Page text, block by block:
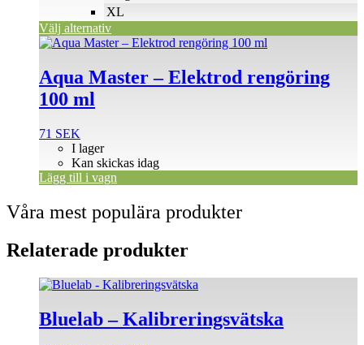
XL
Välj alternativ
produktsidan
Aqua Master – Elektrod rengöring
100 ml
71 SEK
I lager
Kan skickas idag
Lägg till i vagn
Våra mest populära produkter
Relaterade produkter
Bluelab – Kalibreringsvätska
Den
produkten
har